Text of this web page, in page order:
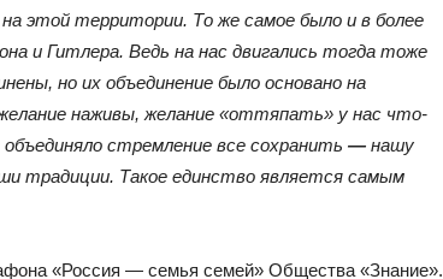
этой территории. То же самое было и в более
и Гитлера. Ведь на нас двигались тогда тоже
но их объединение было основано на
наживы, желание «оттяпать» у нас что-
стремление все сохранить — нашу
традиции. Такое единство является самым
«Россия — семья семей» Общества «Знание».